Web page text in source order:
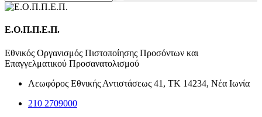
Ε.Ο.Π.Π.Ε.Π.
Εθνικός Οργανισμός Πιστοποίησης Προσόντων και
Επαγγελματικού Προσανατολισμού
Λεωφόρος Εθνικής Αντιστάσεως 41, ΤΚ 14234, Νέα Ιωνία
210 2709000